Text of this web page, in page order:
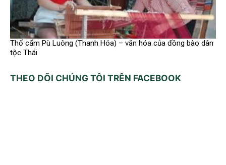
Thổ cẩm Pù Luông (Thanh Hóa) – văn hóa của đồng bào dân
tộc Thái
THEO DÕI CHÚNG TÔI TRÊN FACEBOOK